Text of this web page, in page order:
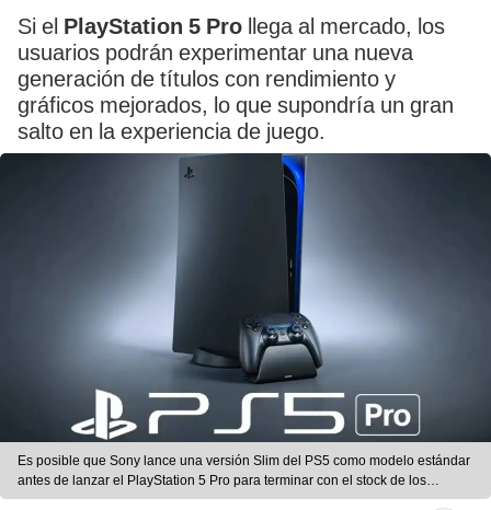
Si el PlayStation 5 Pro llega al mercado, los
usuarios podrán experimentar una nueva
generación de títulos con rendimiento y
gráficos mejorados, lo que supondría un gran
salto en la experiencia de juego.
Es posible que Sony lance una versión Slim del PS5 como modelo estándar
antes de lanzar el PlayStation 5 Pro para terminar con el stock de los
modelos actuales. Foto: Beartai.com